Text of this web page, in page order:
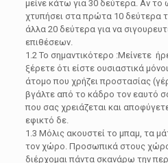
μείνε κάτω για 30 δεύτερα. Αν το
χτυπήσει στα πρώτα 10 δεύτερα
άλλα 20 δεύτερα για να
επιθέσεων.
1.2 Το σημαντικότερο :Μείνετε
ξέρετε ότι είστε ουσιαστικά
άτομο που χρήζει προστασίας
βγάλτε από το κάδρο τον εαυτό
που σας χρειάζεται και
εφικτό δε.
1.3 Μόλις ακουστεί το μπαμ, τα
τον χώρο. Προσωπικά στους
διέρχομαι πάντα σκανάρω την